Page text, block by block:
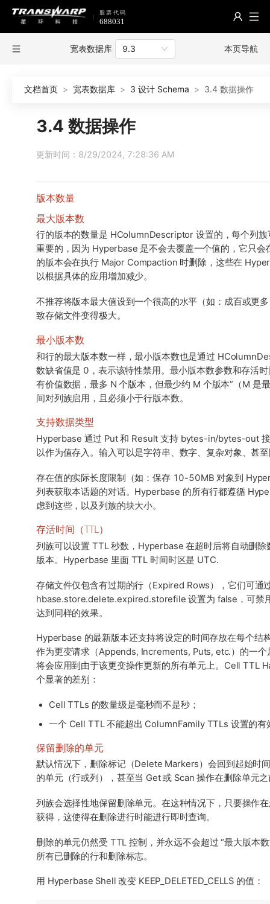
宽表数据库 9.3 本页导航
文档首页 > 宽表数据库 > 3 设计 Schema > 3.4 数据操作
3.4 数据操作
更新时间：8/29/2024, 7:28:36 AM
版本数量
最大版本数
行的版本的数量是 HColumnDescriptor 设置的，每个列
重要的，因为 Hyperbase 是不会去覆盖一个值的，它只
的版本会在执行 Major Compaction 时删除，这些在
以根据具体的应用增加减少。
不推荐将版本最大值设到一个很高的水平（如：成百或更
致存储文件变得极大。
最小版本数
和行的最大版本数一样，最小版本数也是通过
数缺省值是 0，表示该特性禁用。最小版本数参数和存活
有价值数据，最多 N 个版本，但最少约 M 个版本”（M 是
间对列族启用，且必须小于行版本数。
支持数据类型
Hyperbase 通过 Put 和 Result 支持 bytes-in/bytes-out
以作为值存入。输入可以是字符串、数字、复杂对象、甚
存在值的实际长度限制（如：保存 10-50MB 对象到
列表获取本话题的对话。Hyperbase 的所有行都遵循
虑到这些，以及列族的块大小。
存活时间（TTL）
列族可以设置 TTL 秒数，Hyperbase 在超时后将自动删
版本。Hyperbase 里面 TTL 时间时区是 UTC.
存储文件仅包含有过期的行（Expired Rows），它们可
hbase.store.delete.expired.storefile 设置为 false，可禁
达到同样的效果。
Hyperbase 的最新版本还支持将设定的时间存放在每个
作为更变请求（Appends, Increments, Puts, etc.）的一
将会应用到由于该更变操作更新的所有单元上。Cell TTL
个显著的差别：
Cell TTLs 的数量级是毫秒而不是秒；
一个 Cell TTL 不能超出 ColumnFamily TTLs 设置的有
保留删除的单元
默认情况下，删除标记（Delete Markers）会回到起始时
的单元（行或列），甚至当 Get 或 Scan 操作在删除单元
列族会选择性地保留删除单元。在这种情况下，只要操作
获得，这使得在删除进行时能进行即时查询。
删除的单元仍然受 TTL 控制，并永远不会超过 “最大版本
所有已删除的行和删除标志。
用 Hyperbase Shell 改变 KEEP_DELETED_CELLS 的值：